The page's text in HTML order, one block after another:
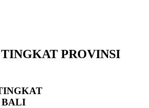
PROVINSI
BALI